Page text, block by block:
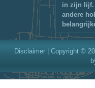
in zijn lijf.
andere
Disclaimer | Copyright ©